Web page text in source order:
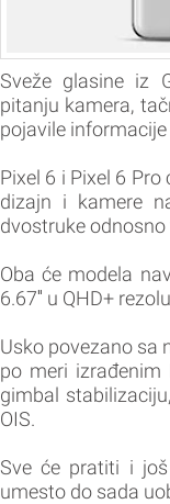
Sveže glasine iz
pitanju kamera,
pojavile
Pixel 6 i Pixel 6
dizajn i kamere
dvostruke odnosno
Oba će modela
6.67″ u QHD+
Usko povezano sa
po meri izrađenim
gimbal
OIS.
Sve će pratiti i još
umesto do sada